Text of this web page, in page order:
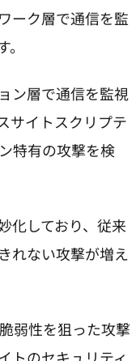
ーク層で通信を監
ン層で通信を監視
サイトスクリプテ
特有の攻撃を検
化しており、従来
れない攻撃が増え
弱性を狙った攻撃